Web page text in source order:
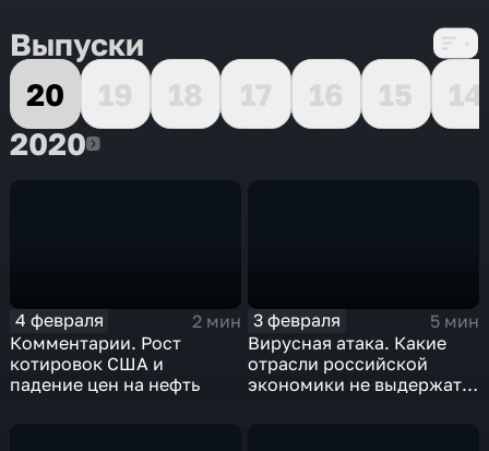
Выпуски
20
19 18 17 16 15
14
20202020
4 февраля
2 мин
Комментарии. Рост
котировок США и
падение цен на нефть
3 февраля
5 мин
Вирусная атака. Какие
отрасли российской
экономики не выдержат